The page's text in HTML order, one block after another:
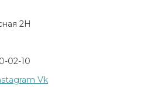
2Н
02-10
Vk